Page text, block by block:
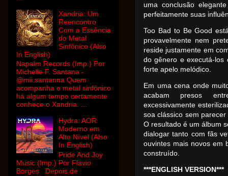
uma conclusão
perfeitamente suas
Too Bad to Be Good
provavelmente nem
reside justamente em
do gênero e executá-los
forte apelo melódico.
Em uma cena onde
acabam presos
excessivamente
soa clássico sem
O resultado é um álbum
dialogar tanto com fãs
ouvintes mais novos em
construído.
***ENGLISH VERSION***
Xandria: Um
Reencontro
Com a Essência
do Metal
Sinfônico (Also
In English)
Napalm Records (Imp.) Por
Michelle F. Santana -
@mii.santanna Quem
acompanha o metal sinfônico
há algum tempo certamente
conhece o Xandria. ...
Hydra: AOR
Moderno em
Alto Nível (Also
In English)
Pride And Joy
Music (Imp.) Por Flavio
Borges Depois de